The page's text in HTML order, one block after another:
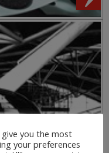
you the most
your preferences